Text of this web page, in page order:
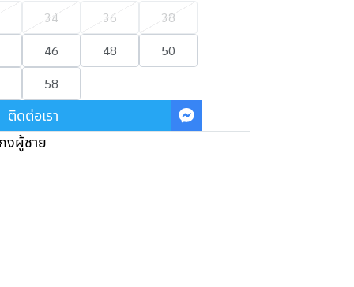
34 36
38
46 48
50
58
ติดต่อเรา
งผู้ชาย